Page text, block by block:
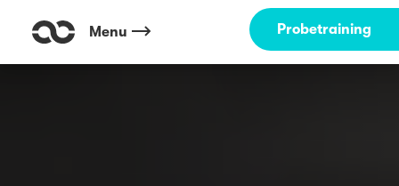
Menu Probetraining